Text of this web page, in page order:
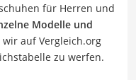
für Herren und
Modelle und
wir auf Vergleich.org
zu werfen.